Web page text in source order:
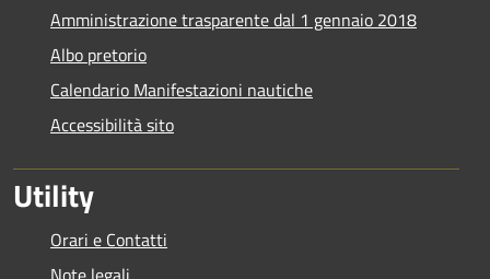
Amministrazione trasparente dal 1 gennaio 2018
Albo pretorio
Calendario Manifestazioni nautiche
Accessibilità sito
Utility
Orari e Contatti